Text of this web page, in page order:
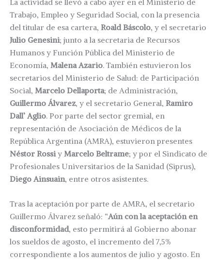
Trabajo, Empleo y Seguridad Social, con la presencia
del titular de esa cartera, Roald Báscolo, y el secretario
Julio Genesini; junto a la secretaria de Recursos
Humanos y Función Pública del Ministerio de
Economía, Malena Azario. También estuvieron los
secretarios del Ministerio de Salud: de Participación
Social, Marcelo Dellaporta; de Administración,
Guillermo Álvarez, y el secretario General, Ramiro
Dall’ Aglio. Por parte del sector gremial, en
representación de Asociación de Médicos de la
República Argentina (AMRA), estuvieron presentes
Néstor Rossi y Marcelo Beltrame; y por el Sindicato de
Profesionales Universitarios de la Sanidad (Siprus),
Diego Ainsuain, entre otros asistentes.
Tras la aceptación por parte de AMRA, el secretario
Guillermo Álvarez señaló: “Aún con la aceptación en
disconformidad, esto permitirá al Gobierno abonar
los sueldos de agosto, el incremento del 7,5%
correspondiente a los aumentos de julio y agosto. En